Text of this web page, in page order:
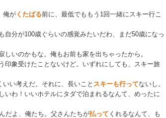
俺が くたばる前に、最低でももう1回一緒にスキー行こ
自分が100歳ぐらいの感覚みたいだわ、まだ50歳になっ
いのかもな。俺もお前も家を出ちゃったから。
印象受けたことないけど。いずれにしても、スキー旅
い考えだ。それに、長いこと スキーも行ってないし。
いわ！いいホテルにタダで泊まれるなんて、めったに
だよ、俺たち。父さんたちが払って くれるなんて、も